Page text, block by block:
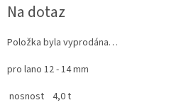
cena:
Na dotaz
Položka byla vyprodána…
pro lano 12 - 14 mm
nosnost 4,0 t